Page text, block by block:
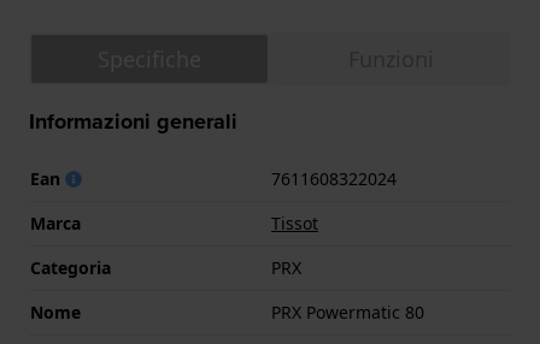
Informazioni generali
Ean
7611608322024
Marca
Tissot
Categoria
PRX
Nome
PRX Powermatic 80